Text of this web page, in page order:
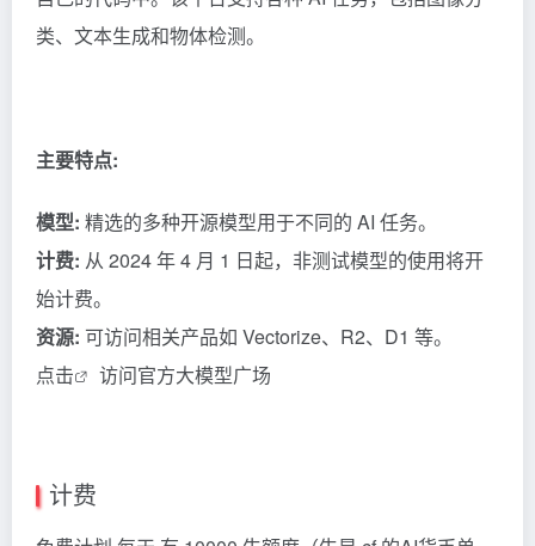
类、文本生成和物体检测。
主要特点:
模型: 精选的多种开源模型用于不同的 AI 任务。
计费: 从 2024 年 4 月 1 日起，非测试模型的使用将开
始计费。
资源: 可访问相关产品如 Vectorize、R2、D1 等。
点击
访问官方大模型广场
计费